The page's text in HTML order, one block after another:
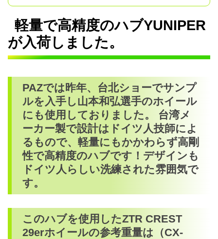
軽量で高精度のハブYUNIPER
が入荷しました。
PAZでは昨年、台北ショーでサンプ
ルを入手し山本和弘選手のホイール
にも使用しておりました。 台湾メ
ーカー製で設計はドイツ人技師によ
るもので、軽量にもかかわらず高剛
性で高精度のハブです！デザインも
ドイツ人らしい洗練された雰囲気で
す。
このハブを使用したZTR CREST
29erホイールの参考重量は（CX-